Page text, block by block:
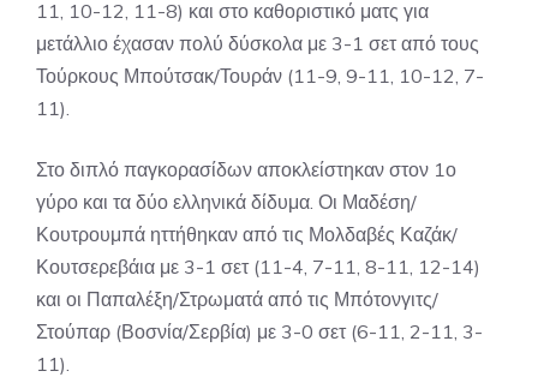
11, 10-12, 11-8) και στο καθοριστικό ματς για
μετάλλιο έχασαν πολύ δύσκολα με 3-1 σετ από τους
Τούρκους Μπούτσακ/Τουράν (11-9, 9-11, 10-12, 7-
11).
Στο διπλό παγκορασίδων αποκλείστηκαν στον 1ο
γύρο και τα δύο ελληνικά δίδυμα. Οι Μαδέση/
Κουτρουμπά ηττήθηκαν από τις Μολδαβές Καζάκ/
Κουτσερεβάια με 3-1 σετ (11-4, 7-11, 8-11, 12-14)
και οι Παπαλέξη/Στρωματά από τις Μπότονγιτς/
Στούπαρ (Βοσνία/Σερβία) με 3-0 σετ (6-11, 2-11, 3-
11).